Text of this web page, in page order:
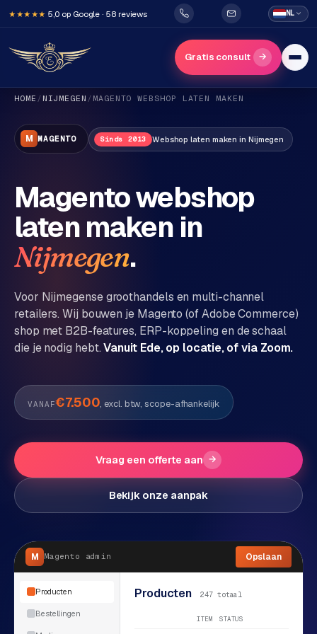
★★★★★ 5,0 op Google · 58 reviews NL
Gratis consult →
H
o
m
e
Diensten
Alle
diensten
M
w
e
b
h
P
f
e
r
k
e
HOME / NIJMEGEN / MAGENTO WEBSHOP LATEN MAKEN
M MAGENTO Sinds 2013 Webshop laten maken in Nijmegen
Magento webshop
laten maken in
Nijmegen.
Voor Nijmegense groothandels en multi-channel
retailers. Wij bouwen je Magento (of Adobe Commerce)
shop met B2B-features, ERP-koppeling en de schaal
die je nodig hebt.Vanuit Ede, op locatie, of via Zoom.
VANAF€7.500, excl. btw, scope-afhankelijk
Vraag een offerte aan →
Bekijk onze aanpak
M Magento admin Opslaan
Producten
Bestellingen
Producten 247 totaal
ITEM STATUS